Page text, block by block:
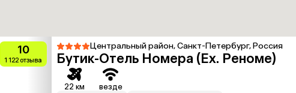
10
1 122 отзыва
Центральный район, Санкт-Петербург, Россия
Бутик-Отель Номера (Ex. Реноме)
22 км везде